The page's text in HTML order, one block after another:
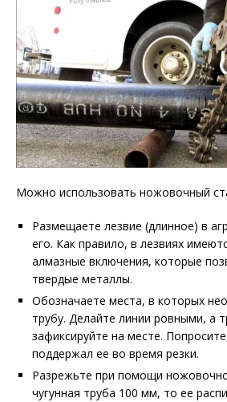
Можно использовать ножовочный
Размещаете лезвие (длинное) в
его. Как правило, в лезвиях
алмазные включения, которые
твердые металлы.
Обозначаете места, в которых
трубу. Делайте линии ровными, а
зафиксируйте на месте.
поддержал ее во время резки.
Разрежьте при помощи
чугунная труба 100 мм, то ее